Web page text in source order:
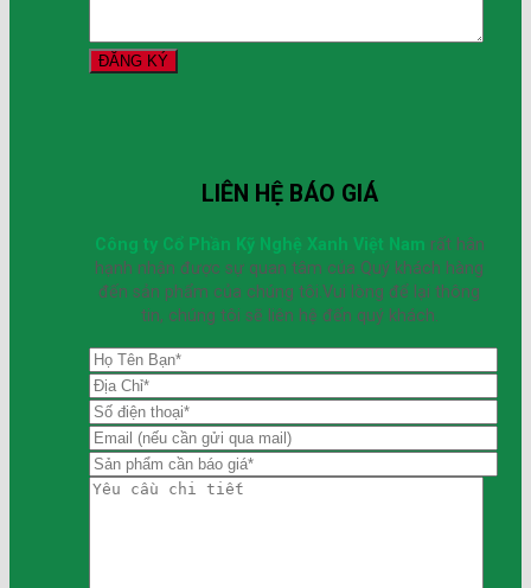
LIÊN HỆ BÁO GIÁ
Công ty Cổ Phần Kỹ Nghệ Xanh Việt Nam rất hân
hạnh nhận được sự quan tâm của Quý khách hàng
đến sản phẩm của chúng tôi.Vui lòng để lại thông
tin, chúng tôi sẽ liên hệ đến quý khách.